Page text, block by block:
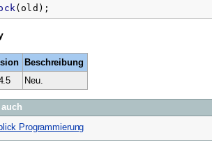
(old );
Beschreibung
Neu.
Programmierung